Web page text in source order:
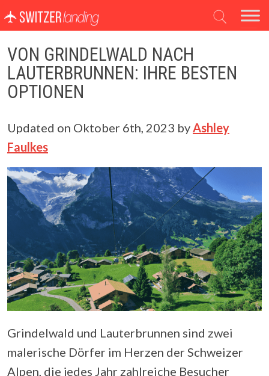
Hauptnavigation
VON GRINDELWALD NACH
LAUTERBRUNNEN: IHRE BESTEN
OPTIONEN
Updated on Oktober 6th, 2023 byAshley
Faulkes
Grindelwald und Lauterbrunnen sind zwei
malerische Dörfer im Herzen der Schweizer
Alpen, die jedes Jahr zahlreiche Besucher